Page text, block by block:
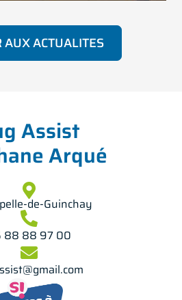
AUX ACTUALITES
Assist
Arqué
de-Guinchay
88 88 97 00